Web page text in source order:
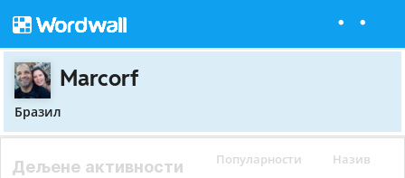
Marcorf
Бразил
Популарности Назив
Дељене активности